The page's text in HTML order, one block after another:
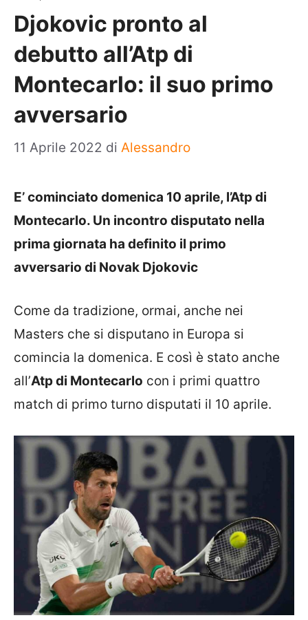
Djokovic pronto al
debutto all’Atp di
Montecarlo: il suo primo
avversario
11 Aprile 2022 di Alessandro
E’ cominciato domenica 10 aprile, l’Atp di
Montecarlo. Un incontro disputato nella
prima giornata ha definito il primo
avversario di Novak Djokovic
Come da tradizione, ormai, anche nei
Masters che si disputano in Europa si
comincia la domenica. E così è stato anche
all’Atp di Montecarlo con i primi quattro
match di primo turno disputati il 10 aprile.